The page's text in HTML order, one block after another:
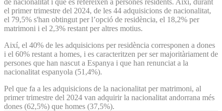
el primer trimestre del 2024, de les 44 adquisicions de nacionalitat,
el 79,5% s'han obtingut per l’opció de residència, el 18,2% per
matrimoni i el 2,3% restant per altres motius.
Així, el 40% de les adquisicions per residència corresponen a dones
i el 60% restant a homes, i es caracteritzen per ser majoritàriament de
persones que han nascut a Espanya i que han renunciat a la
nacionalitat espanyola (51,4%).
Pel que fa a les adquisicions de la nacionalitat per matrimoni, al
primer trimestre del 2024 van adquirir la nacionalitat andorrana més
dones (62,5%) que homes (37,5%).